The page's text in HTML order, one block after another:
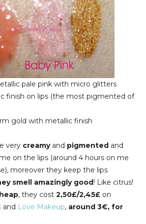
pale pink with micro glitters
finish on lips (the most pigmented of
gold with metallic finish
very creamyand pigmented and
on the lips (around 4 hours on me
moreover they keep the lips
smell amazingly good! Like citrus!
, they cost 2,50£/2,45£ on
and Love Makeup, around 3€, for